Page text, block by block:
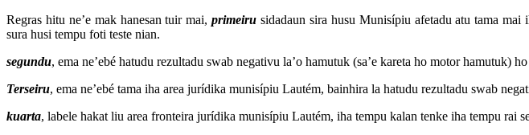
Regras hitu ne’e mak hanesan tuir mai,primeiru sidadaun sira husu Munisípiu afetadu atu tama
sura husi tempu foti teste nian.
segundu, ema ne’ebé hatudu rezultadu swab negativu la’o hamutuk (sa’e kareta ho motor hamutuk)
Terseiru, ema ne’ebé tama iha area jurídika munisípiu Lautém, bainhira la hatudu rezultadu swab
kuarta, labele hakat liu area fronteira jurídika munisípiu Lautém, iha tempu kalan tenke iha tempu rai